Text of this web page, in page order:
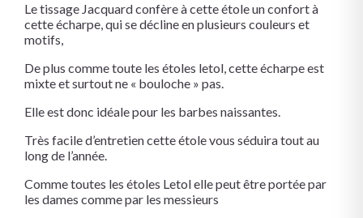
Le tissage Jacquard confère à cette étole un confort à
cette écharpe, qui se décline en plusieurs couleurs et
motifs,
De plus comme toute les étoles letol, cette écharpe est
mixte et surtout ne « bouloche » pas.
Elle est donc idéale pour les barbes naissantes.
Très facile d’entretien cette étole vous séduira tout au
long de l’année.
Comme toutes les étoles Letol elle peut être portée par
les dames comme par les messieurs